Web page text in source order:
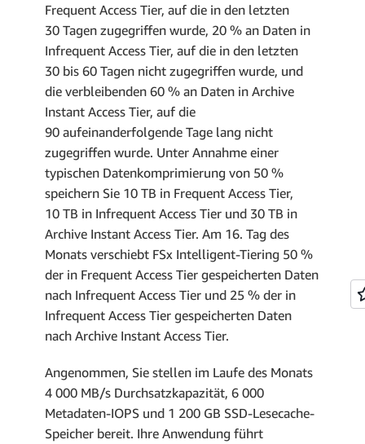
Frequent Access Tier, auf die in den letzten
30 Tagen zugegriffen wurde, 20 % an Daten in
Infrequent Access Tier, auf die in den letzten
30 bis 60 Tagen nicht zugegriffen wurde, und
die verbleibenden 60 % an Daten in Archive
Instant Access Tier, auf die
90 aufeinanderfolgende Tage lang nicht
zugegriffen wurde. Unter Annahme einer
typischen Datenkomprimierung von 50 %
speichern Sie 10 TB in Frequent Access Tier,
10 TB in Infrequent Access Tier und 30 TB in
Archive Instant Access Tier. Am 16. Tag des
Monats verschiebt FSx Intelligent-Tiering 50 %
der in Frequent Access Tier gespeicherten Daten
nach Infrequent Access Tier und 25 % der in
Infrequent Access Tier gespeicherten Daten
nach Archive Instant Access Tier.
Angenommen, Sie stellen im Laufe des Monats
4 000 MB/s Durchsatzkapazität, 6 000
Metadaten-IOPS und 1 200 GB SSD-Lesecache-
Speicher bereit. Ihre Anwendung führt